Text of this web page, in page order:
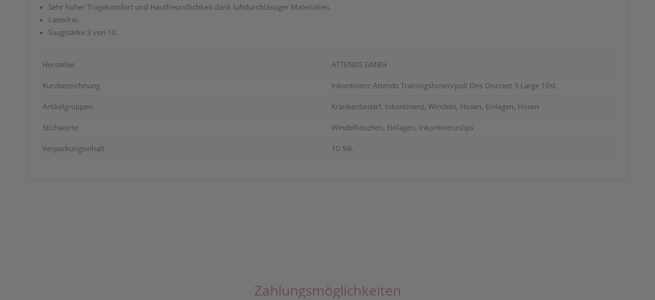
Sehr hoher Tragekomfort und Hautfreundlichkeit dank luftdurchlässiger Materialien.
Latexfrei.
Saugstärke 3 von 10.
Hersteller ATTENDS GMBH
Kurzbezeichnung Inkontinenz Attends Trainingshosen/pull Ons Discreet 3 Large 10st
Artikelgruppen Krankenbedarf, Inkontinenz, Windeln, Hosen, Einlagen, Hosen
Stichworte Windelhöschen, Einlagen, Inkontinenzslips
Verpackungsinhalt 10 Stk.
Zahlungsmöglichkeiten